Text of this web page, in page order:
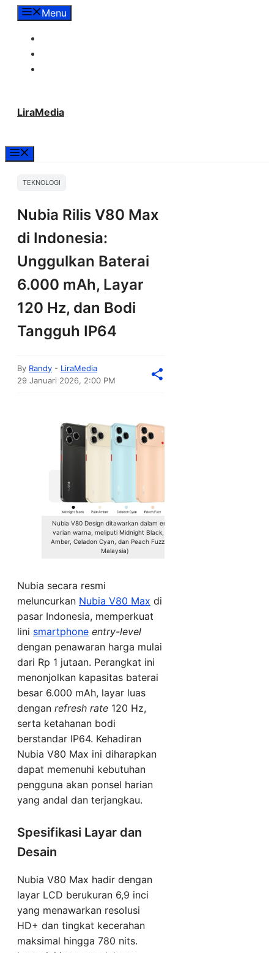
LangsungMenu
LiraMedia
TEKNOLOGI
Nubia Rilis V80 Max
di Indonesia:
Unggulkan Baterai
6.000 mAh, Layar
120 Hz, dan Bodi
Tangguh IP64
By Randy - LiraMedia
29 Januari 2026, 2:00 PM
Nubia V80 Design ditawarkan dalam empat
varian warna, meliputi Midnight Black, Pale
Amber, Celadon Cyan, dan Peach Fuzz.(ZTE
Malaysia)
Nubia secara resmi
meluncurkan Nubia V80 Max di
pasar Indonesia, memperkuat
lini smartphone entry-level
dengan penawaran harga mulai
dari Rp 1 jutaan. Perangkat ini
menonjolkan kapasitas baterai
besar 6.000 mAh, layar luas
dengan refresh rate 120 Hz,
serta ketahanan bodi
berstandar IP64. Kehadiran
Nubia V80 Max ini diharapkan
dapat memenuhi kebutuhan
pengguna akan ponsel harian
yang andal dan terjangkau.
Spesifikasi Layar dan
Desain
Nubia V80 Max hadir dengan
layar LCD berukuran 6,9 inci
yang menawarkan resolusi
HD+ dan tingkat kecerahan
maksimal hingga 780 nits.